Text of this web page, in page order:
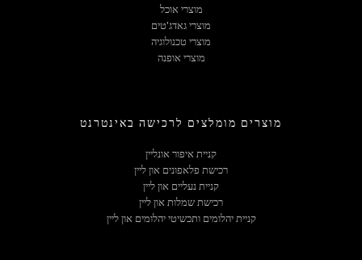
מוצרי אוכל
מוצרי גאדג'טים
מוצרי טכנולוגיה
מוצרי אופנה
מוצרים מומלצים לרכישה באינטרנט
קניית איפור אונליין
רכישת פלאפונים און ליין
קניית נעליים און ליין
רכישת שמלות און ליין
קניית יהלומים ותכשיטי יהלומים און ליין